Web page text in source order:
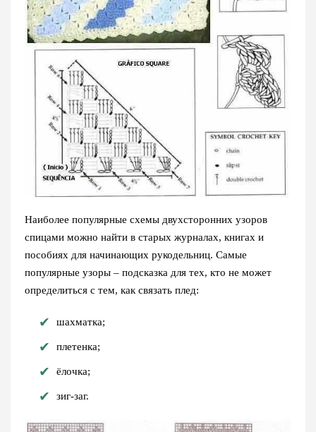
Наиболее популярные схемы двухсторонних узоров
спицами можно найти в старых журналах, книгах и
пособиях для начинающих рукодельниц. Самые
популярные узоры – подсказка для тех, кто не может
определиться с тем, как связать плед:
шахматка;
плетенка;
ёлочка;
зиг-заг.